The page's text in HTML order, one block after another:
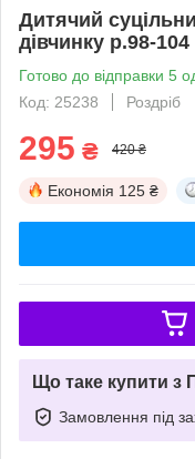
Дитячий
дівчинку р.98-104
Готово до відправки 5
Код: 25238
Роздріб
295 ₴ 420 ₴
Економія 125 ₴
Що таке купити з
Замовлення під